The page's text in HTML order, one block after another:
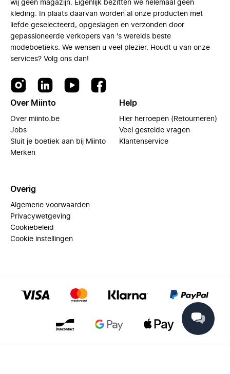
wij geen magazijn. Eigenlijk bezitten we helemaal geen
kleding. In plaats daarvan worden al onze producten met
liefde geselecteerd, opgeslagen en verzonden door
gepassioneerde verkopers van 's werelds beste
modeboetieks. We wensen u veel plezier. Houdt u van onze
services? Volg ons dan!
Over Miinto
Over miinto.be
Jobs
Sluit je boetiek aan bij Miinto
Merken
Help
Hier herroepen (Retourneren)
Veel gestelde vragen
Klantenservice
Overig
Algemene voorwaarden
Privacywetgeving
Cookiebeleid
Cookie instellingen